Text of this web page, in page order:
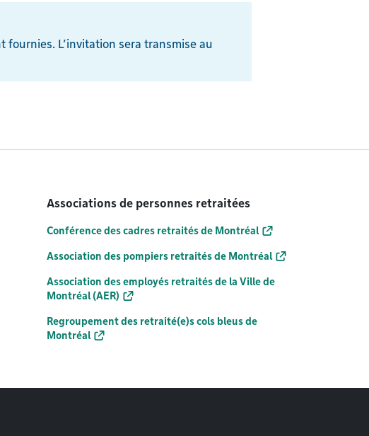
L’invitation sera transmise au
Associations de personnes retraitées
Conférence des cadres retraités de Montréal
Association des pompiers retraités de Montréal
Association des employés retraités de la Ville de
Montréal (AER)
Regroupement des retraité(e)s cols bleus de
Montréal